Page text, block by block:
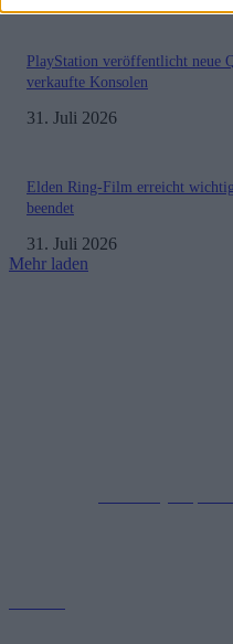
PlayStation veröffentlicht neue
verkaufte Konsolen
31. Juli 2026
Elden Ring-Film erreicht
beendet
31. Juli 2026
Mehr laden